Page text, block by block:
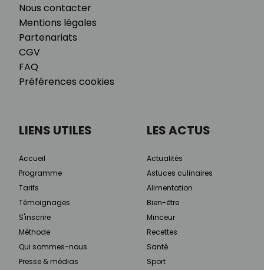
Nous contacter
Mentions légales
Partenariats
CGV
FAQ
Préférences cookies
LIENS UTILES
Accueil
Programme
Tarifs
Témoignages
S'inscrire
Méthode
Qui sommes-nous
Presse & médias
LES ACTUS
Actualités
Astuces culinaires
Alimentation
Bien-être
Minceur
Recettes
Santé
Sport